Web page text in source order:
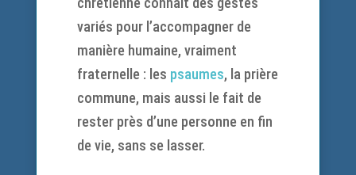
variés pour l’accompagner de
manière humaine, vraiment
fraternelle : les psaumes, la prière
commune, mais aussi le fait de
rester près d’une personne en fin
de vie, sans se lasser.